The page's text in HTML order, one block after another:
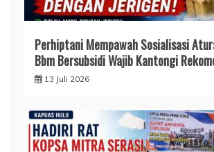
Perhiptani Mempawah Sosialisasi
Bbm Bersubsidi Wajib Kantongi
13 Juli 2026